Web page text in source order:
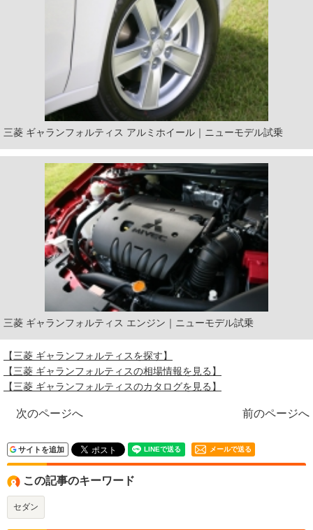
三菱 ギャランフォルティス アルミホイール｜ニューモデル試乗
三菱 ギャランフォルティス エンジン｜ニューモデル試乗
【三菱 ギャランフォルティスを探す】
【三菱 ギャランフォルティスの相場情報を見る】
【三菱 ギャランフォルティスのカタログを見る】
次のページへ 前のページへ
サイトを追加 メールで送る
この記事のキーワード
セダン